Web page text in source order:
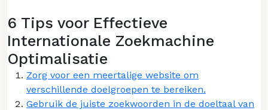
6 Tips voor Effectieve
Internationale Zoekmachine
Optimalisatie
Zorg voor een meertalige website om
verschillende doelgroepen te bereiken.
Gebruik de juiste zoekwoorden in de doeltaal van